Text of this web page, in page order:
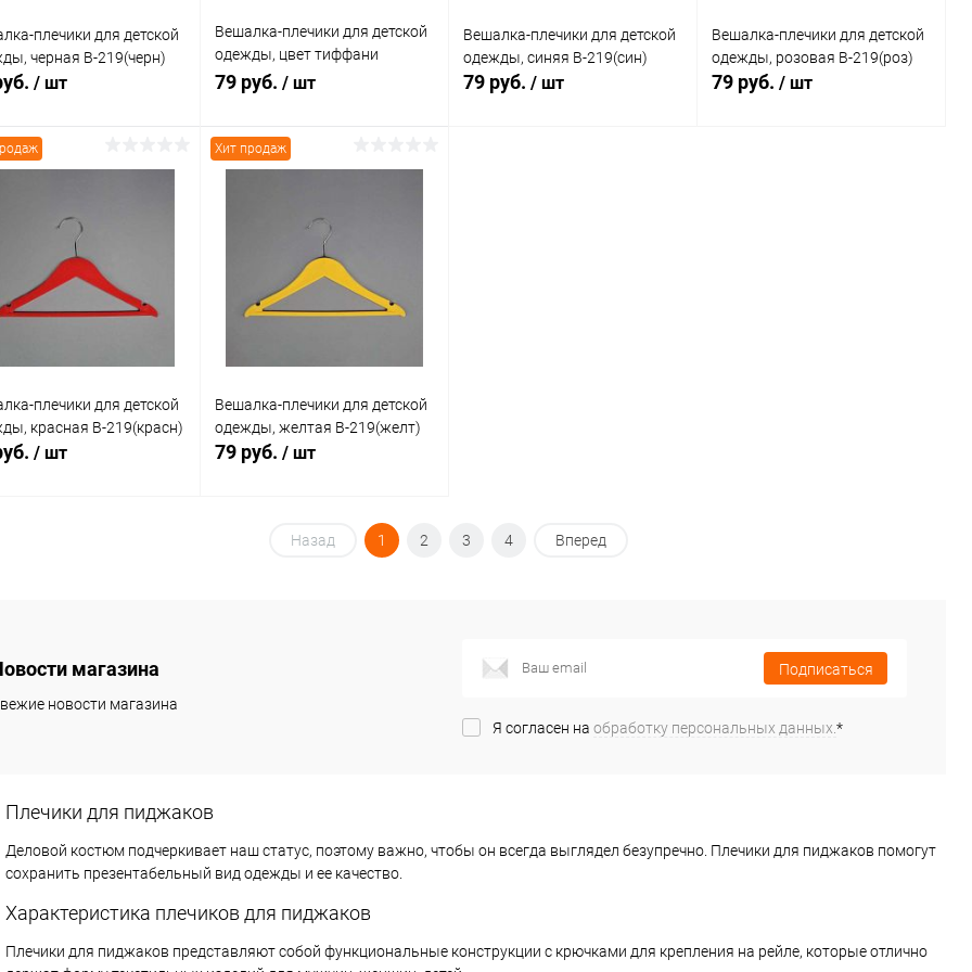
плечики для детской
черная В-219(черн)
/ шт
В корзину
Купить в 1
В избранное В наличии
Вешалка-плечики для детской
одежды, цвет тиффани
В-219(тиффани)
79 руб. / шт
В корзину
В избранное В наличии
Вешалка-плечики для детской
одежды, синяя В-219(син)
79 руб. / шт
Вешалка-плечики для детской
одежды, розовая В-219(роз)
79 руб. / шт
плечики для детской
красная В-219(красн)
/ шт
Хит продаж
Вешалка-плечики для детской
одежды, желтая В-219(желт)
79 руб. / шт
В корзину
Назад 1 2 3 4 Вперед
магазина
новости магазина
Подписаться
Я согласен на обработку персональных данных. *
Плечики для пиджаков
Деловой костюм подчеркивает наш статус, поэтому важно, чтобы он всегда выглядел безупречно. Плечики для пиджаков помогут
сохранить презентабельный вид одежды и ее качество.
Характеристика плечиков для пиджаков
Плечики для пиджаков представляют собой функциональные конструкции с крючками для крепления на рейле, которые отлично